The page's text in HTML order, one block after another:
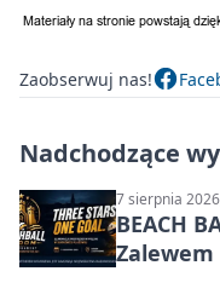
Zaobserwuj nas!
Nadchodzące
7 sierpnia
BEACH